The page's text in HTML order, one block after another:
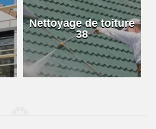
Nettoyage de toiture
38